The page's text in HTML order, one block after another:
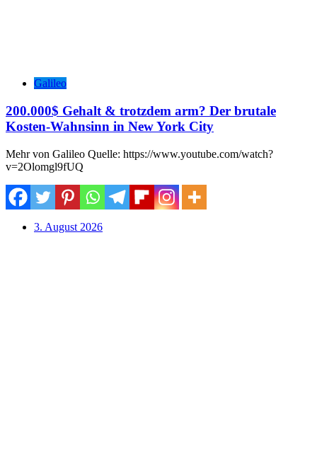
Galileo
200.000$ Gehalt & trotzdem arm? Der brutale
Kosten-Wahnsinn in New York City
Mehr von Galileo Quelle: https://www.youtube.com/watch?
v=2Olomgl9fUQ
3. August 2026